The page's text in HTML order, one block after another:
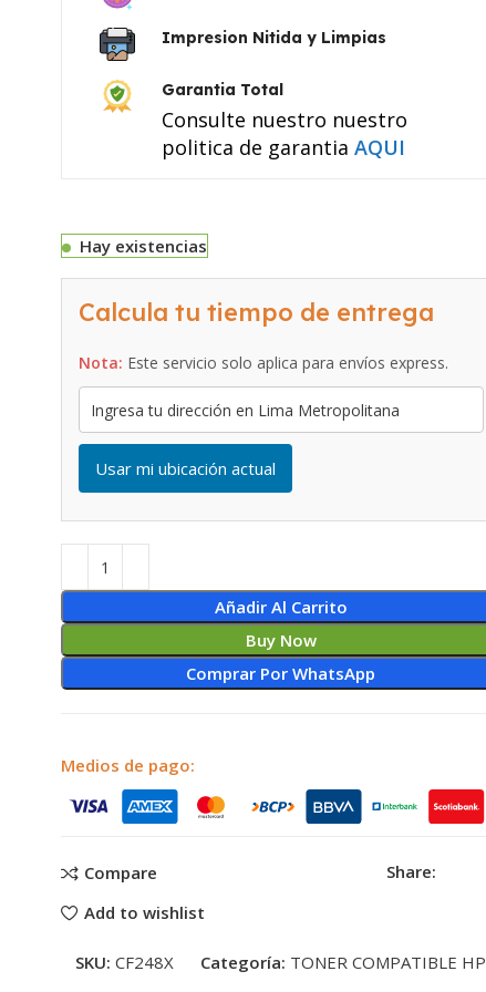
Impresion Nitida y Limpias
Garantia Total
Consulte nuestro nuestro
politica de garantia AQUI
Hay existencias
Calcula tu tiempo de entrega
Nota: Este servicio solo aplica para envíos express.
Usar mi ubicación actual
Añadir Al Carrito
Buy Now
Comprar Por WhatsApp
Medios de pago:
Compare
Add to wishlist
Share:
SKU:CF248X Categoría: TONER COMPATIBLE HP